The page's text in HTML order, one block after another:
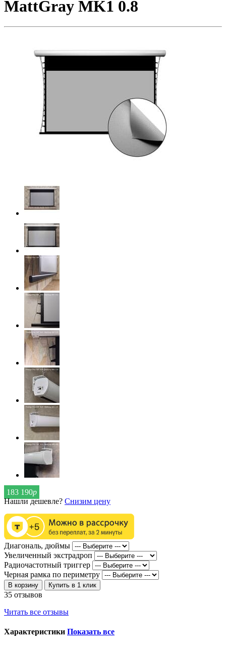
MattGray MK1 0.8
183 190р
Нашли дешевле? Снизим цену
Диагональ, дюймы
Увеличенный экстрадроп
Радиочастотный триггер
Черная рамка по периметру
В корзину Купить в 1 клик
35 отзывов
Читать все отзывы
Характеристики Показать все